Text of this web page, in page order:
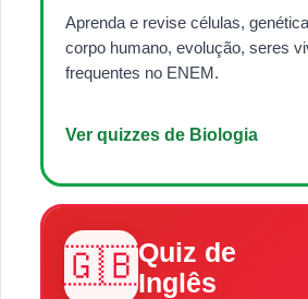
Aprenda e revise células,
corpo humano, evolução, seres
frequentes no ENEM.
Ver quizzes de Biologia
🇬🇧Quiz de
Inglês